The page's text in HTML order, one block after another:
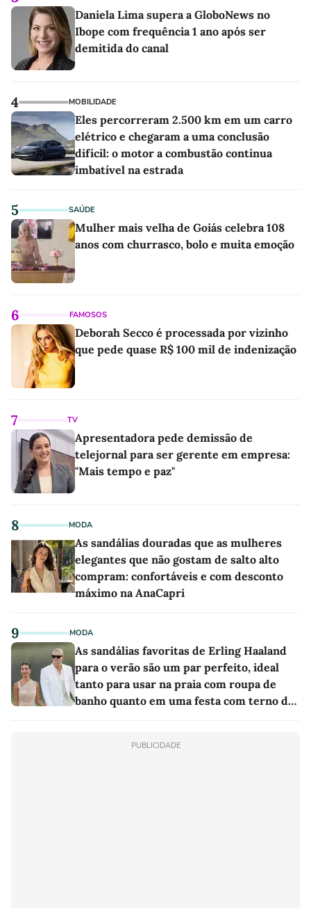
Daniela Lima supera a GloboNews no
Ibope com frequência 1 ano após ser
demitida do canal
4 MOBILIDADE
Eles percorreram 2.500 km em um carro
elétrico e chegaram a uma conclusão
difícil: o motor a combustão continua
imbatível na estrada
5 SAÚDE
Mulher mais velha de Goiás celebra 108
anos com churrasco, bolo e muita emoção
6 FAMOSOS
Deborah Secco é processada por vizinho
que pede quase R$ 100 mil de indenização
7 TV
Apresentadora pede demissão de
telejornal para ser gerente em empresa:
"Mais tempo e paz"
8 MODA
As sandálias douradas que as mulheres
elegantes que não gostam de salto alto
compram: confortáveis e com desconto
máximo na AnaCapri
9 MODA
As sandálias favoritas de Erling Haaland
para o verão são um par perfeito, ideal
tanto para usar na praia com roupa de
banho quanto em uma festa com terno de
PUBLICIDADE